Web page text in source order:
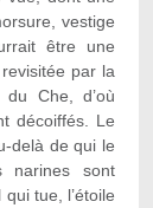
vestige
être une
par la
Che, d’où
décoiffés. Le
delà de qui le
narines sont
tue, l’étoile